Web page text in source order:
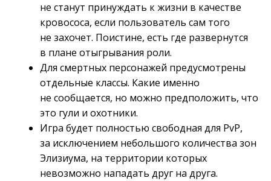
не станут принуждать к жизни в качестве
кровососа, если пользователь сам того
не захочет. Поистине, есть где развернутся
в плане отыгрывания роли.
Для смертных персонажей предусмотрены
отдельные классы. Какие именно
не сообщается, но можно предположить, что
это гули и охотники.
Игра будет полностью свободная для PvP,
за исключением небольшого количества зон
Элизиума, на территории которых
невозможно нападать друг на друга.